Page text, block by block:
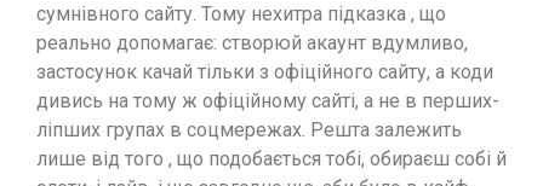
сумнівного сайту. Тому нехитра підказка , що
реально допомагає: створюй акаунт вдумливо,
застосунок качай тільки з офіційного сайту, а коди
дивись на тому ж офіційному сайті, а не в перших-
ліпших групах в соцмережах. Решта залежить
лише від того , що подобається тобі, обираєш собі й